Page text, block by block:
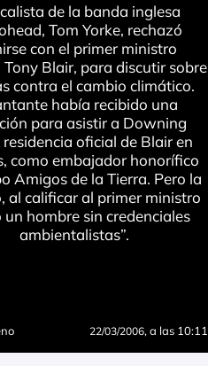
de la banda inglesa
Tom Yorke, rechazó
con el primer ministro
Blair, para discutir sobre
contra el cambio climático.
había recibido una
para asistir a Downing
residencia oficial de Blair en
como embajador honorífico
Amigos de la Tierra. Pero la
al calificar al primer ministro
un hombre sin credenciales
ambientalistas”.
22/03/2006, a las 10:11